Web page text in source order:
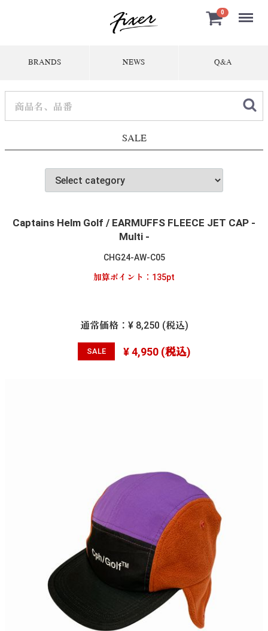
0 Menu
BRANDS NEWS Q&A
SALE
Captains Helm Golf / EARMUFFS FLEECE JET CAP -
Multi -
CHG24-AW-C05
加算ポイント： 135pt
通常価格： ¥ 8,250 (税込)
SALE ¥ 4,950(税込)